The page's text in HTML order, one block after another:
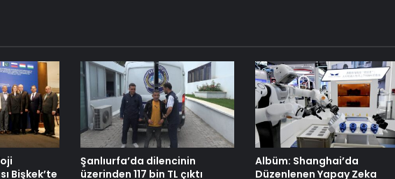
Bişkek’te
Şanlıurfa’da dilencinin
üzerinden 117 bin TL çıktı
Albüm: Shanghai’da
Düzenlenen Yapay Zeka